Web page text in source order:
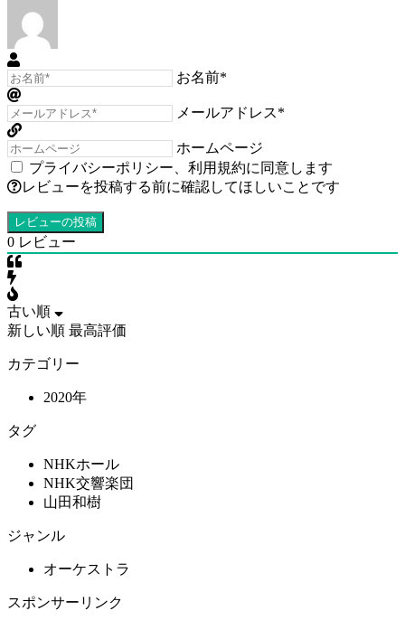
お名前*
メールアドレス*
ホームページ
プライバシーポリシー
利用規約に同意します
レビューを投稿する前に確認してほしいことです
0 レビュー
古い順
新しい順 最高評価
カテゴリー
2020年
タグ
NHKホール
NHK交響楽団
山田和樹
ジャンル
オーケストラ
スポンサーリンク